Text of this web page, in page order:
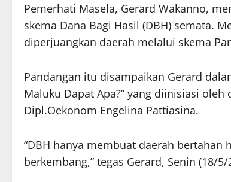
Pemerhati Masela, Gerard Wakanno,
skema Dana Bagi Hasil (DBH) semata.
diperjuangkan daerah melalui skema
Pandangan itu disampaikan Gerard
Maluku Dapat Apa?” yang diinisiasi
Dipl.Oekonom Engelina Pattiasina.
“DBH hanya membuat daerah
berkembang,” tegas Gerard, Senin (18/5/